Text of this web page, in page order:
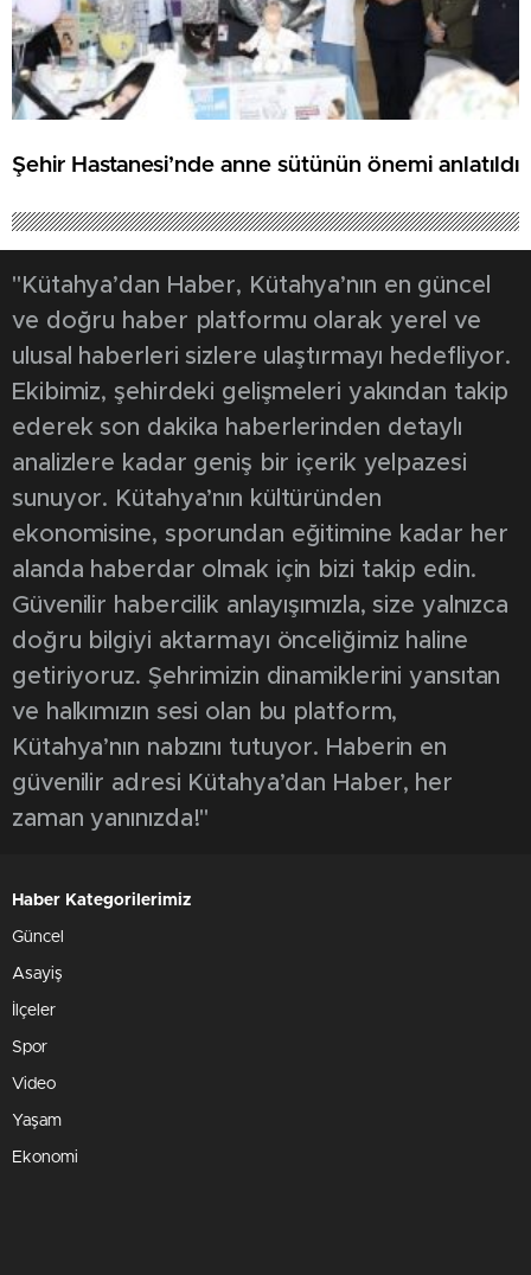
Şehir Hastanesi’nde anne sütünün önemi anlatıldı
"Kütahya’dan Haber, Kütahya’nın en güncel
ve doğru haber platformu olarak yerel ve
ulusal haberleri sizlere ulaştırmayı hedefliyor.
Ekibimiz, şehirdeki gelişmeleri yakından takip
ederek son dakika haberlerinden detaylı
analizlere kadar geniş bir içerik yelpazesi
sunuyor. Kütahya’nın kültüründen
ekonomisine, sporundan eğitimine kadar her
alanda haberdar olmak için bizi takip edin.
Güvenilir habercilik anlayışımızla, size yalnızca
doğru bilgiyi aktarmayı önceliğimiz haline
getiriyoruz. Şehrimizin dinamiklerini yansıtan
ve halkımızın sesi olan bu platform,
Kütahya’nın nabzını tutuyor. Haberin en
güvenilir adresi Kütahya’dan Haber, her
zaman yanınızda!"
Haber Kategorilerimiz
Güncel
Asayiş
İlçeler
Spor
Video
Yaşam
Ekonomi